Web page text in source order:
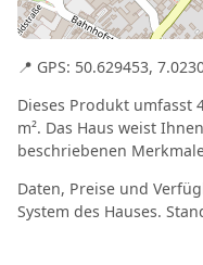
📍 GPS: 50.629453,
Dieses Produkt umfasst
m². Das Haus weist
beschriebenen
Daten, Preise und
System des Hauses.